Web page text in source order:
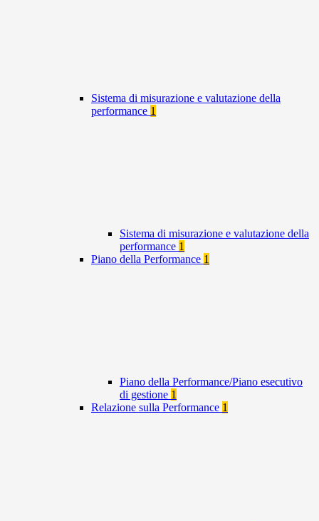
Sistema di misurazione e valutazione della
performance 1
Sistema di misurazione e valutazione della
performance 1
Piano della Performance 1
Piano della Performance/Piano esecutivo
di gestione 1
Relazione sulla Performance 1